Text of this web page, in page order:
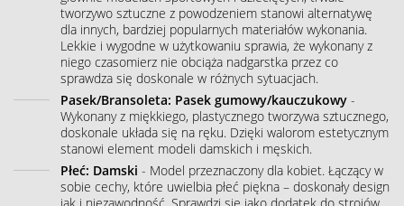
tworzywo sztuczne z powodzeniem stanowi alternatywę
dla innych, bardziej popularnych materiałów wykonania.
Lekkie i wygodne w użytkowaniu sprawia, że wykonany z
niego czasomierz nie obciąża nadgarstka przez co
sprawdza się doskonale w różnych sytuacjach.
Pasek/Bransoleta: Pasek gumowy/kauczukowy -
Wykonany z miękkiego, plastycznego tworzywa sztucznego,
doskonale układa się na ręku. Dzięki walorom estetycznym
stanowi element modeli damskich i męskich.
Płeć: Damski - Model przeznaczony dla kobiet. Łączący w
sobie cechy, które uwielbia płeć piękna – doskonały design